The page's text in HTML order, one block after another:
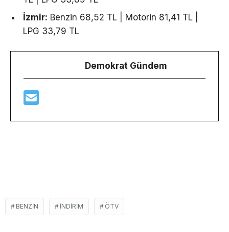
İzmir: Benzin 68,52 TL | Motorin 81,41 TL |
LPG 33,79 TL
Demokrat Gündem
BENZIN INDIRIM ÖTV